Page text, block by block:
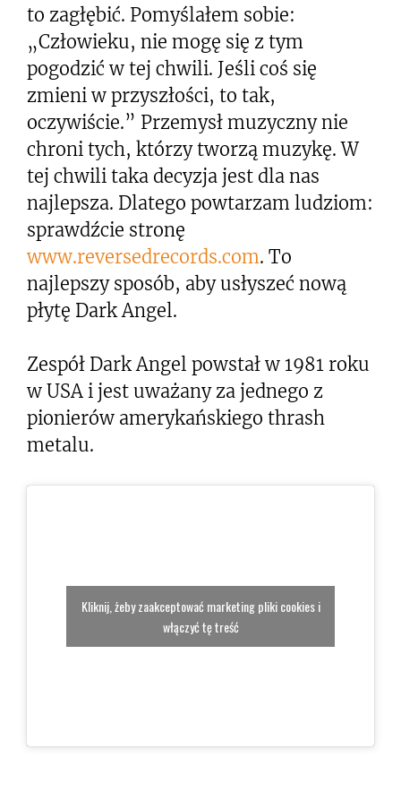
to zagłębić. Pomyślałem sobie:
„Człowieku, nie mogę się z tym
pogodzić w tej chwili. Jeśli coś się
zmieni w przyszłości, to tak,
oczywiście.” Przemysł muzyczny nie
chroni tych, którzy tworzą muzykę. W
tej chwili taka decyzja jest dla nas
najlepsza. Dlatego powtarzam ludziom:
sprawdźcie stronę
www.reversedrecords.com. To
najlepszy sposób, aby usłyszeć nową
płytę Dark Angel.
Zespół Dark Angel powstał w 1981 roku
w USA i jest uważany za jednego z
pionierów amerykańskiego thrash
metalu.
Kliknij, żeby zaakceptować marketing pliki cookies i
włączyć tę treść